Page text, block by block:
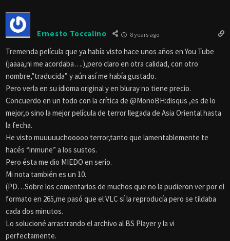
Ernesto Toccalino 8 years ago
Tremenda película que ya había visto hace unos años en You Tube
(jaaaa,ni me acordaba….),pero claro en otra calidad, con otro
nombre,”traducida” y aún así me había gustado.
Pero verla en su idioma original y en bluray no tiene precio.
Concuerdo en un todo con la crítica de @MonoBH:disqus ,es de lo
mejor,o sino la mejor película de terror llegada de Asia Oriental hasta
la fecha.
He visto muuuuuchooooo terror,tanto que lamentablemente te
hacés “inmune” a los sustos.
Pero ésta me dio MIEDO en serio.
Mi nota también es un 10.
(PD…Sobre los comentarios de muchos que no la pudieron ver por el
formato en 265,me pasó que el VLC sí la reproducía pero se tildaba
cada dos minutos.
Lo solucioné arrastrando el archivo al BS Player y la vi
perfectamente.